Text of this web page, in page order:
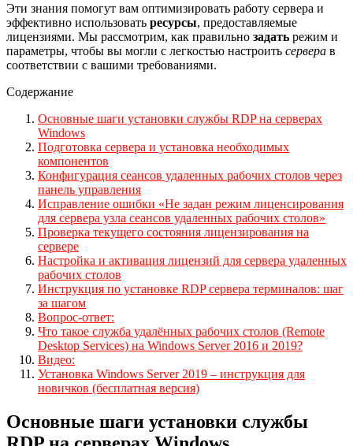
Эти знания помогут вам оптимизировать работу сервера и
эффективно использовать ресурсы, предоставляемые
лицензиями. Мы рассмотрим, как правильно задать режим и
параметры, чтобы вы могли с легкостью настроить сервера в
соответствии с вашими требованиями.
Содержание
Основные шаги установки службы RDP на серверах
Windows
Подготовка сервера и установка необходимых
компонентов
Конфигурация сеансов удаленных рабочих столов через
панель управления
Исправление ошибки «Не задан режим лиценсирования
для сервера узла сеансов удаленных рабочих столов»
Проверка текущего состояния лицензирования на
сервере
Настройка и активация лицензий для сервера удаленных
рабочих столов
Инструкция по установке RDP сервера терминалов: шаг
за шагом
Вопрос-ответ:
Что такое служба удалённых рабочих столов (Remote
Desktop Services) на Windows Server 2016 и 2019?
Видео:
Установка Windows Server 2019 – инструкция для
новичков (бесплатная версия)
Основные шаги установки службы